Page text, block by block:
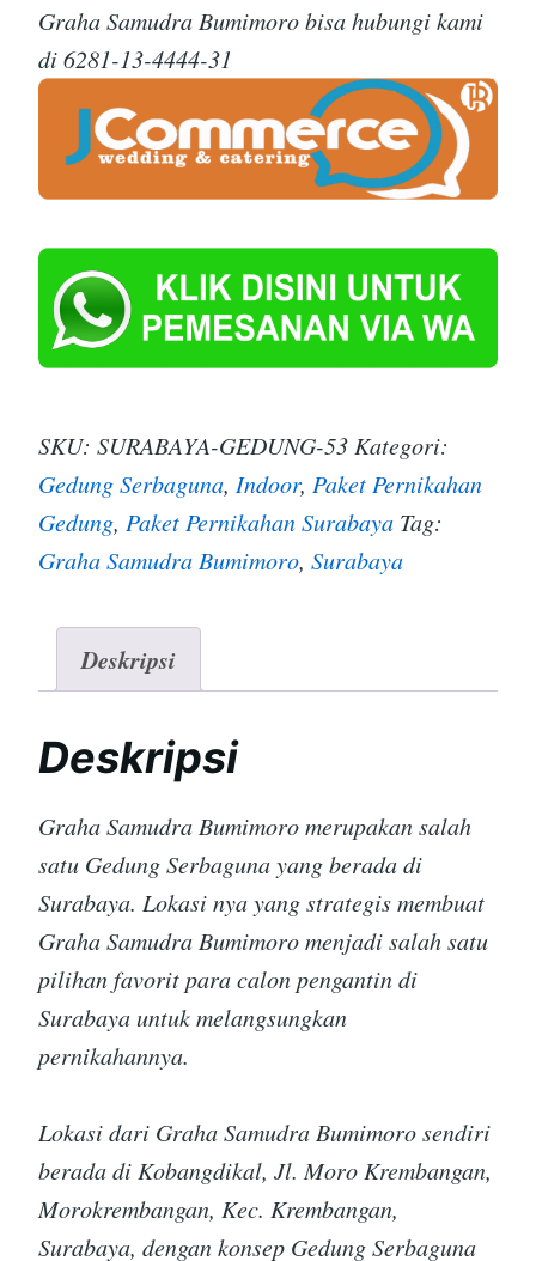
Graha Samudra Bumimoro bisa hubungi kami
di 6281-13-4444-31
SKU: SURABAYA-GEDUNG-53Kategori:
Gedung Serbaguna, Indoor, Paket Pernikahan
Gedung, Paket Pernikahan Surabaya Tag:
Graha Samudra Bumimoro, Surabaya
Deskripsi
Deskripsi
Graha Samudra Bumimoro merupakan salah
satu Gedung Serbaguna yang berada di
Surabaya. Lokasi nya yang strategis membuat
Graha Samudra Bumimoro menjadi salah satu
pilihan favorit para calon pengantin di
Surabaya untuk melangsungkan
pernikahannya.
Lokasi dari Graha Samudra Bumimoro sendiri
berada di Kobangdikal, Jl. Moro Krembangan,
Morokrembangan, Kec. Krembangan,
Surabaya, dengan konsep Gedung Serbaguna